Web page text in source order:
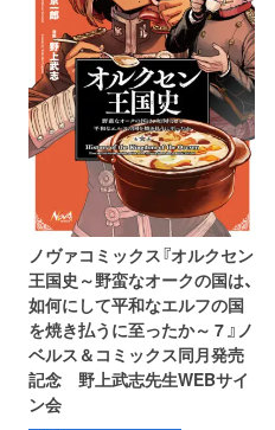
ノヴァコミックス『オルクセン
王国史～野蛮なオークの国は、
如何にして平和なエルフの国
を焼き払うに至ったか～ 7 』ノ
ベルス＆コミックス同月発売
記念 野上武志先生WEBサイ
ン会